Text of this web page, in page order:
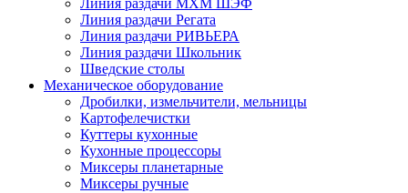
Линия раздачи МХМ ШЭФ
Линия раздачи Регата
Линия раздачи РИВЬЕРА
Линия раздачи Школьник
Шведские столы
Механическое оборудование
Дробилки, измельчители, мельницы
Картофелечистки
Куттеры кухонные
Кухонные процессоры
Миксеры планетарные
Миксеры ручные